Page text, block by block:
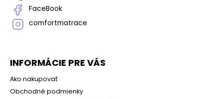
FaceBook
comfortmatrace
INFORMÁCIE PRE VÁS
Ako nakupovať
Obchodné podmienky